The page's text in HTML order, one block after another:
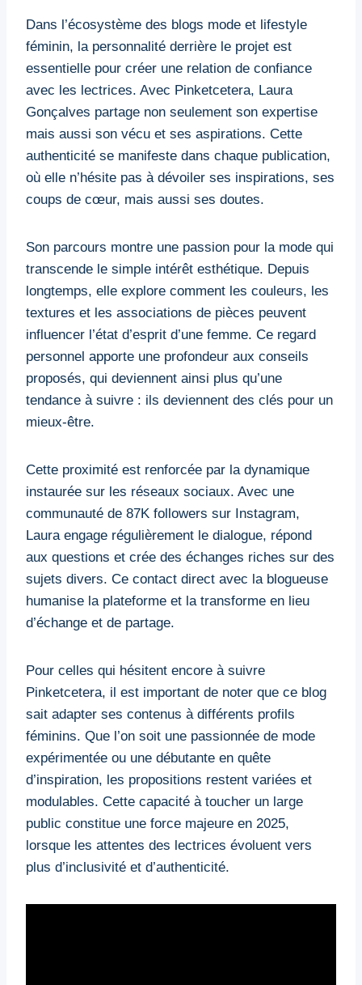
Dans l’écosystème des blogs mode et lifestyle
féminin, la personnalité derrière le projet est
essentielle pour créer une relation de confiance
avec les lectrices. Avec Pinketcetera, Laura
Gonçalves partage non seulement son expertise
mais aussi son vécu et ses aspirations. Cette
authenticité se manifeste dans chaque publication,
où elle n’hésite pas à dévoiler ses inspirations, ses
coups de cœur, mais aussi ses doutes.
Son parcours montre une passion pour la mode qui
transcende le simple intérêt esthétique. Depuis
longtemps, elle explore comment les couleurs, les
textures et les associations de pièces peuvent
influencer l’état d’esprit d’une femme. Ce regard
personnel apporte une profondeur aux conseils
proposés, qui deviennent ainsi plus qu’une
tendance à suivre : ils deviennent des clés pour un
mieux-être.
Cette proximité est renforcée par la dynamique
instaurée sur les réseaux sociaux. Avec une
communauté de 87K followers sur Instagram,
Laura engage régulièrement le dialogue, répond
aux questions et crée des échanges riches sur des
sujets divers. Ce contact direct avec la blogueuse
humanise la plateforme et la transforme en lieu
d’échange et de partage.
Pour celles qui hésitent encore à suivre
Pinketcetera, il est important de noter que ce blog
sait adapter ses contenus à différents profils
féminins. Que l’on soit une passionnée de mode
expérimentée ou une débutante en quête
d’inspiration, les propositions restent variées et
modulables. Cette capacité à toucher un large
public constitue une force majeure en 2025,
lorsque les attentes des lectrices évoluent vers
plus d’inclusivité et d’authenticité.